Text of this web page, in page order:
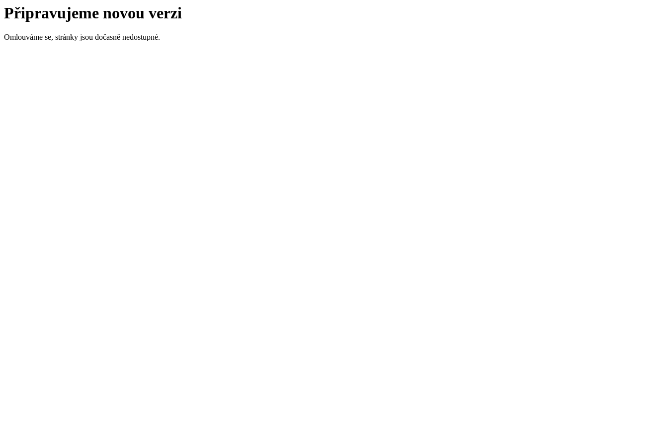
Připravujeme novou verzi
Omlouváme se, stránky jsou dočasně nedostupné.